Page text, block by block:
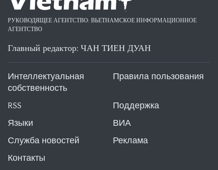
РУКОВОДЯЩЕЕ АГЕНТСТВО: ВЬЕТНАМСКОЕ ИНФОРМАЦИОННОЕ
АГЕНТСТВО
Главный редактор: ЧАН ТИЕН ДУАН
Интеллектуальная
собственность
Правила пользования
RSS
Поддержка
Языки
ВИА
Служба новостей
Реклама
Контакты